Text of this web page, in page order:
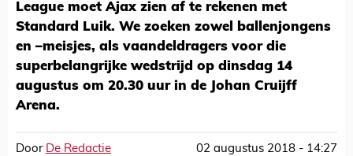
League moet Ajax zien af te rekenen met
Standard Luik. We zoeken zowel ballenjongens
en –meisjes, als vaandeldragers voor die
superbelangrijke wedstrijd op dinsdag 14
augustus om 20.30 uur in de Johan Cruijff
Arena.
Door De Redactie 02 augustus 2018 - 14:27